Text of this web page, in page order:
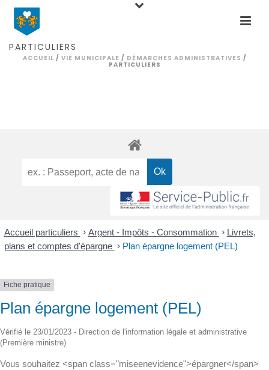
PARTICULIERS
ACCUEIL / VIE MUNICIPALE / DÉMARCHES ADMINISTRATIVES /
PARTICULIERS
Accueil particuliers > Argent - Impôts - Consommation > Livrets,
plans et comptes d'épargne > Plan épargne logement (PEL)
Fiche pratique
Plan épargne logement (PEL)
Vérifié le 23/01/2023 - Direction de l'information légale et administrative
(Première ministre)
Vous souhaitez <span class="miseenevidence">épargner</span>